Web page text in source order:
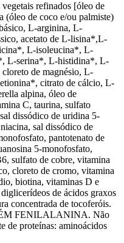
refinados [óleo de
(óleo de coco e/ou palmiste)
L-arginina, L-
acetato de L-lisina*,L-
L-isoleucina*, L-
L-serina*, L-histidina*, L-
de magnésio, L-
citrato de cálcio, L-
alpina, óleo de
C, taurina, sulfato
dissódico de uridina 5-
sal dissódico de
pantotenato de
5-monofosfato,
sulfato de cobre, vitamina
cloreto de cromo, vitamina
biotina, vitaminas D e
de ácidos graxos
concentrada de tocoferóis.
FENILALANINA. Não
de proteínas: aminoácidos